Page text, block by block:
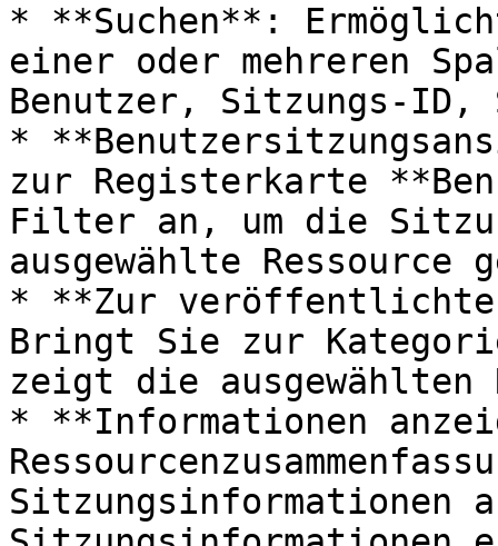
* **Suchen**:
einer oder mehreren
Benutzer, Sitzungs-ID,
*
zur Registerkarte
Filter an, um die
ausgewählte Ressource
* **Zur
Bringt Sie zur
zeigt die ausgewählten
* **Informationen
Sitzungsinformationen